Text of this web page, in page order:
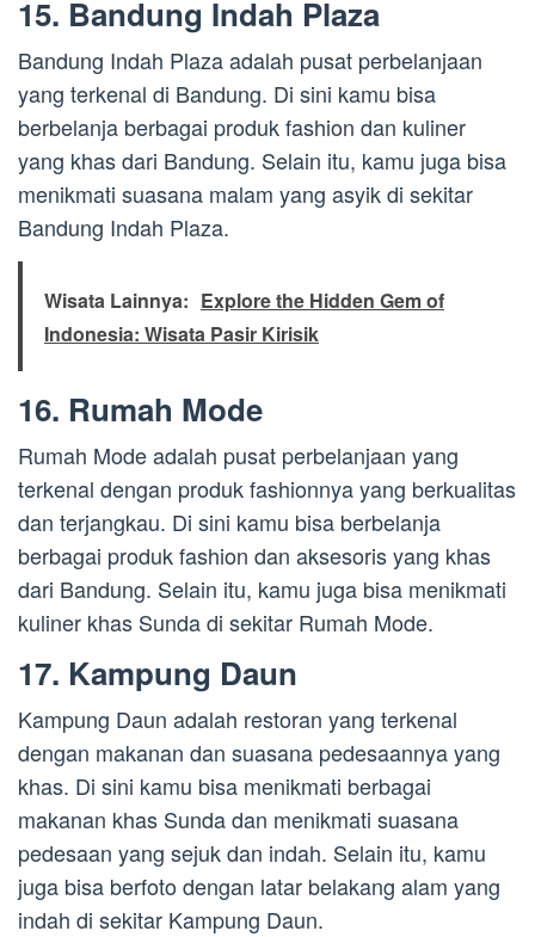
15. Bandung Indah Plaza
Bandung Indah Plaza adalah pusat perbelanjaan
yang terkenal di Bandung. Di sini kamu bisa
berbelanja berbagai produk fashion dan kuliner
yang khas dari Bandung. Selain itu, kamu juga bisa
menikmati suasana malam yang asyik di sekitar
Bandung Indah Plaza.
Wisata Lainnya: Explore the Hidden Gem of
Indonesia: Wisata Pasir Kirisik
16. Rumah Mode
Rumah Mode adalah pusat perbelanjaan yang
terkenal dengan produk fashionnya yang berkualitas
dan terjangkau. Di sini kamu bisa berbelanja
berbagai produk fashion dan aksesoris yang khas
dari Bandung. Selain itu, kamu juga bisa menikmati
kuliner khas Sunda di sekitar Rumah Mode.
17. Kampung Daun
Kampung Daun adalah restoran yang terkenal
dengan makanan dan suasana pedesaannya yang
khas. Di sini kamu bisa menikmati berbagai
makanan khas Sunda dan menikmati suasana
pedesaan yang sejuk dan indah. Selain itu, kamu
juga bisa berfoto dengan latar belakang alam yang
indah di sekitar Kampung Daun.